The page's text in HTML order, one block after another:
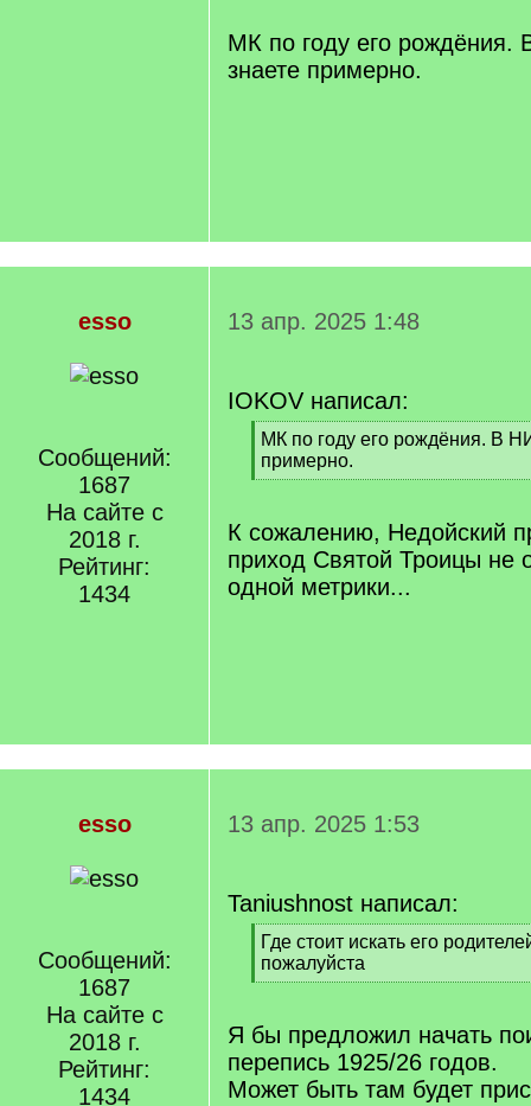
МК по году его
знаете примерно.
esso
Сообщений:
1687
На сайте с
2018 г.
Рейтинг:
1434
13 апр. 2025 1:48
IOKOV написал:
[
q
]
МК по году его рождёния. В
примерно.
[
q
]
К сожалению, Недойский
приход Святой Троицы не
одной метрики...
esso
Сообщений:
1687
На сайте с
2018 г.
Рейтинг:
1434
13 апр. 2025 1:53
Taniushnost написал:
[
q
]
Где стоит искать его
пожалуйста
[
q
]
Я бы предложил начать
перепись 1925/26 годов.
Может быть там будет